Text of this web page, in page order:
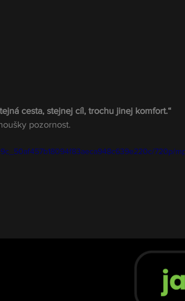
cesta, stejnej cíl, trochu jinej komfort.“
pozornost.
720p/